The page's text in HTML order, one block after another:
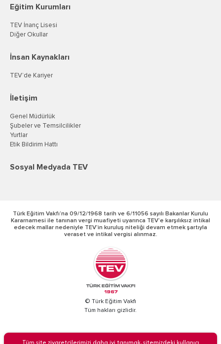
Eğitim Kurumları
TEV İnanç Lisesi
Diğer Okullar
İnsan Kaynakları
TEV’de Kariyer
İletişim
Genel Müdürlük
Şubeler ve Temsilcilikler
Yurtlar
Etik Bildirim Hattı
Sosyal Medyada TEV
Türk Eğitim Vakfı’na 09/12/1968 tarih ve 6/11056 sayılı Bakanlar Kurulu
Kararnamesi ile tanınan vergi muafiyeti uyarınca TEV’e karşılıksız intikal
edecek mallar nedeniyle TEV’in kuruluş niteliği devam etmek şartıyla
veraset ve intikal vergisi alınmaz.
© Türk Eğitim Vakfı
Tüm hakları gizlidir.
BİZİ ARAYIN